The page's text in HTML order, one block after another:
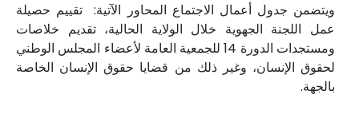
ويتضمن جدول أعمال الاجتماع المحاور الآتية: تقييم حصيلة
عمل اللجنة الجهوية خلال الولاية الحالية، تقديم خلاصات
ومستجدات الدورة 14 للجمعية العامة لأعضاء المجلس الوطني
لحقوق الإنسان، وغير ذلك من قضايا حقوق الإنسان الخاصة
بالجهة.